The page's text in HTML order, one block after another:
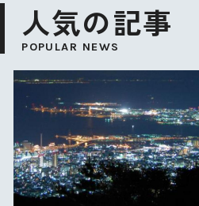
人気の記事
POPULAR NEWS